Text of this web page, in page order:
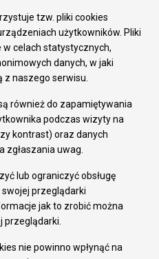
tzw. pliki cookies
użytkowników. Pliki
w celach statystycznych,
danych, w jaki
naszego serwisu.
również do zapamiętywania
podczas wizyty na
kontrast) oraz danych
uwag.
lub ograniczyć obsługę
przeglądarki
jak to zrobić można
przeglądarki.
nie powinno wpłynąć na